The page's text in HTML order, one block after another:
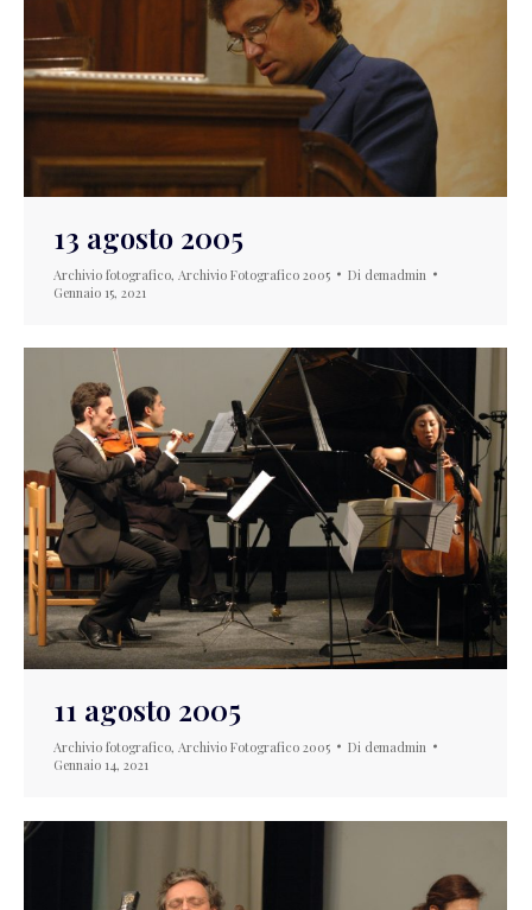
13 agosto 2005
Archivio fotografico, Archivio Fotografico 2005 Di demadmin
Gennaio 15, 2021
11 agosto 2005
Archivio fotografico, Archivio Fotografico 2005 Di demadmin
Gennaio 14, 2021